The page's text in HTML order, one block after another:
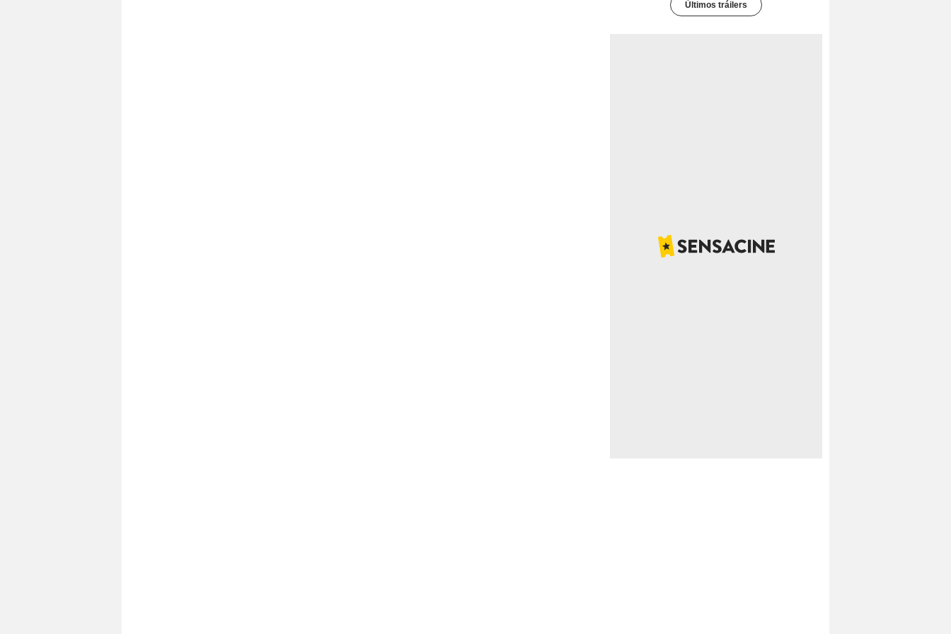
Últimos tráilers